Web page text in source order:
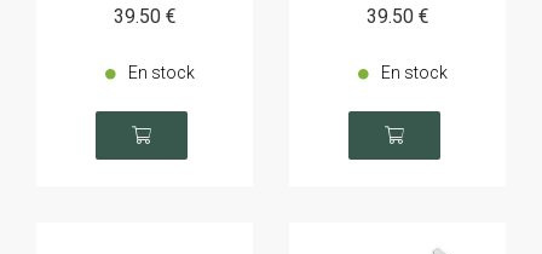
39.50 €
En stock
39.50 €
En stock